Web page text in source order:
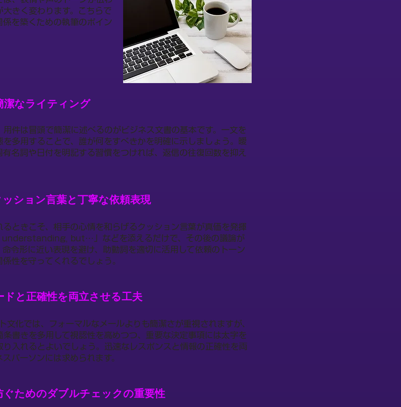
きく変わります。こちらで
を築くための執筆のポイン
潔なライティング
件は冒頭で簡潔に述べるのがビジネス文書の基本です。一文を
多用することで、誰が何をすべきかを明確に示しましょう。曖
名詞や日付を明記する習慣をつければ、返信の往復回数を抑え
ション言葉と丁寧な依頼表現
ときこそ、相手の心情を和らげるクッション言葉が真価を発揮
but…」などを添えるだけで、その後の議論が
令形に近い表現を避け、助動詞を適切に活用して依頼のトーン
性を守ってくれるでしょう。
と正確性を両立させる工夫
化では、フォーマルなメールよりも簡潔さが重視されますが、
書きを多用して視認性を高めつつ、重要な決定事項には太字を
入れるとよいでしょう。迅速なレスポンスと情報の正確性を両
パーソンには求められます。
ためのダブルチェックの重要性